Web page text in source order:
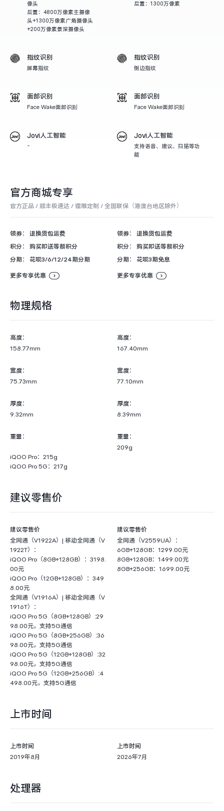
X Fold5 X200 Ultra
对比Y机型
iQOO 15 Ultra
iQOO 15
像头
后置：4800万像素主摄像
头+1300万像素广角摄像头
+200万像素景深摄像头
后置：1300万像素
指纹识别
屏幕指纹
指纹识别
侧边指纹
面部识别
Face Wake面部识别
面部识别
Face Wake面部识别
Jovi人工智能
-
Jovi人工智能
支持语音、建议、扫描等功
能
官方商城专享
官方正品 / 顺丰极速达 / 镭雕定制 / 全国联保（港澳台地区除外）
领券： 退换货包运费 领券：
退换货包运费
积分：
购买即送等额积分 积分：
购买即送等额积分
分期：
花呗3/6/12/24期分期 分期： 花呗3期免息
更多专享优惠 更多专享优惠
物理规格
高度：
158.77mm
高度：
167.40mm
宽度：
75.73mm
宽度：
77.10mm
厚度：
9.32mm
厚度：
8.39mm
重量：
iQOO Pro：215g
iQOO Pro 5G：217g
重量：
209g
建议零售价
建议零售价
全网通（V1922A）| 移动全网通（V
1922T）：
iQOO Pro（8GB+128GB）：3198.
00元
iQOO Pro（12GB+128GB）：349
8.00元
全网通（V1916A）| 移动全网通（V
1916T）：
iQOO Pro 5G（8GB+128GB）:29
98.00元，支持5G通信
iQOO Pro 5G（8GB+256GB）:36
98.00元，支持5G通信
iQOO Pro 5G（12GB+128GB）:32
98.00元，支持5G通信
iQOO Pro 5G（12GB+256GB）:4
498.00元，支持5G通信
建议零售价
全网通（V2559UA）：
6GB+128GB：1299.00元
8GB+128GB：1499.00元
8GB+256GB：1699.00元
上市时间
上市时间
2019年8月
上市时间
2026年7月
处理器